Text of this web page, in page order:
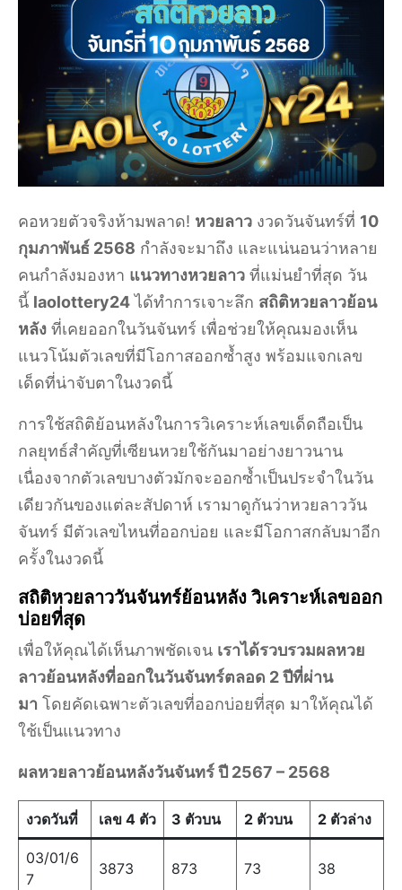
คอหวยตัวจริงห้ามพลาด! หวยลาว งวดวันจันทร์ที่ 10
กุมภาพันธ์ 2568 กำลังจะมาถึง และแน่นอนว่าหลาย
คนกำลังมองหา แนวทางหวยลาว ที่แม่นยำที่สุด วัน
นี้ laolottery24ได้ทำการเจาะลึก สถิติหวยลาวย้อน
หลัง ที่เคยออกในวันจันทร์ เพื่อช่วยให้คุณมองเห็น
แนวโน้มตัวเลขที่มีโอกาสออกซ้ำสูง พร้อมแจกเลข
เด็ดที่น่าจับตาในงวดนี้
การใช้สถิติย้อนหลังในการวิเคราะห์เลขเด็ดถือเป็น
กลยุทธ์สำคัญที่เซียนหวยใช้กันมาอย่างยาวนาน
เนื่องจากตัวเลขบางตัวมักจะออกซ้ำเป็นประจำในวัน
เดียวกันของแต่ละสัปดาห์ เรามาดูกันว่าหวยลาววัน
จันทร์ มีตัวเลขไหนที่ออกบ่อย และมีโอกาสกลับมาอีก
ครั้งในงวดนี้
สถิติหวยลาววันจันทร์ย้อนหลัง วิเคราะห์เลขออก
บ่อยที่สุด
เพื่อให้คุณได้เห็นภาพชัดเจน เราได้รวบรวมผลหวย
ลาวย้อนหลังที่ออกในวันจันทร์ตลอด 2 ปีที่ผ่าน
มา โดยคัดเฉพาะตัวเลขที่ออกบ่อยที่สุด มาให้คุณได้
ใช้เป็นแนวทาง
ผลหวยลาวย้อนหลังวันจันทร์ ปี 2567 – 2568
งวดวันที่ เลข 4 ตัว 3 ตัวบน 2 ตัวบน 2 ตัวล่าง
03/01/6
7
3873 873 73 38